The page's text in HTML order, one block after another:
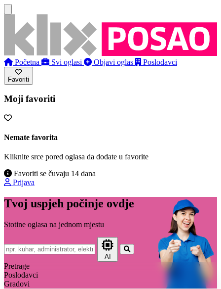
Početna Svi oglasi Objavi oglas Poslodavci
Favoriti
Moji favoriti
Nemate favorita
Kliknite srce pored oglasa da dodate u favorite
Favoriti se čuvaju 14 dana
Prijava
Tvoj uspjeh počinje ovdje
Stotine oglasa na jednom mjestu
AI
Pretrage
Poslodavci
Gradovi